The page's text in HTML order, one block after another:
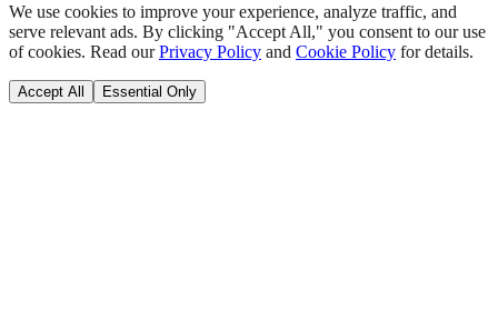
We use cookies to improve your experience, analyze traffic, and
serve relevant ads. By clicking "Accept All," you consent to our use
of cookies. Read our Privacy Policy and Cookie Policy for details.
Accept All Essential Only